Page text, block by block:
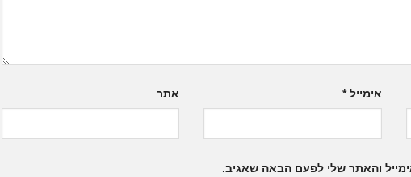
אימייל* אתר
והאתר שלי לפעם הבאה שאגיב.